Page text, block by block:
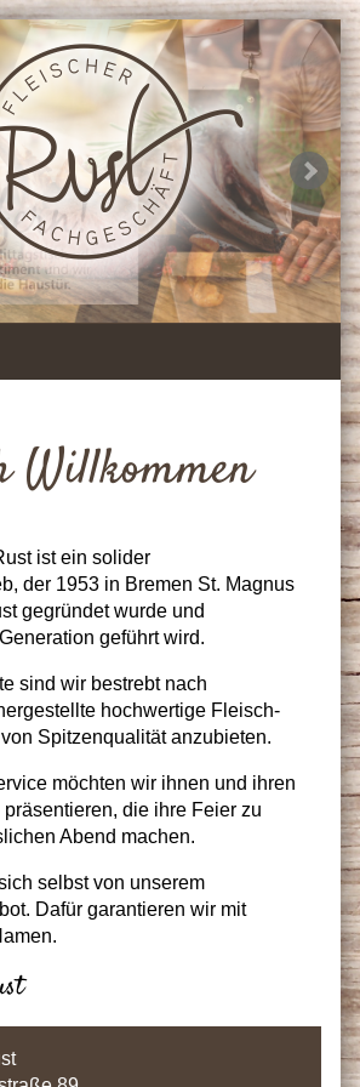
Willkommen
ist ein solider
der 1953 in Bremen St. Magnus
gegründet wurde und
geführt wird.
sind wir bestrebt nach
hochwertige Fleisch-
Spitzenqualität anzubieten.
möchten wir ihnen und ihren
die ihre Feier zu
Abend machen.
selbst von unserem
Dafür garantieren wir mit